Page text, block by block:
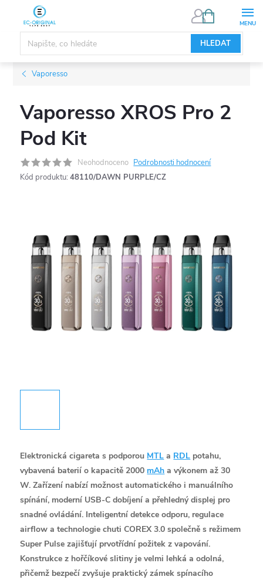
obsah
HLEDAT
NÁKUPNÍ
Vaporesso
Vaporesso XROS Pro 2
Pod Kit
Neohodnoceno Podrobnosti hodnocení
Kód produktu: 48110/DAWN PURPLE/CZ
Elektronická cigareta s podporou MTL a RDL potahu,
vybavená baterií o kapacitě 2000 mAh a výkonem až 30
W. Zařízení nabízí možnost automatického i manuálního
spínání, moderní USB-C dobíjení a přehledný displej pro
snadné ovládání. Inteligentní detekce odporu, regulace
airflow a technologie chuti COREX 3.0 společně s režimem
Super Pulse zajišťují prvotřídní požitek z vapování.
Konstrukce z hořčíkové slitiny je velmi lehká a odolná,
přičemž bezpečí zvyšuje praktický zámek spínacího